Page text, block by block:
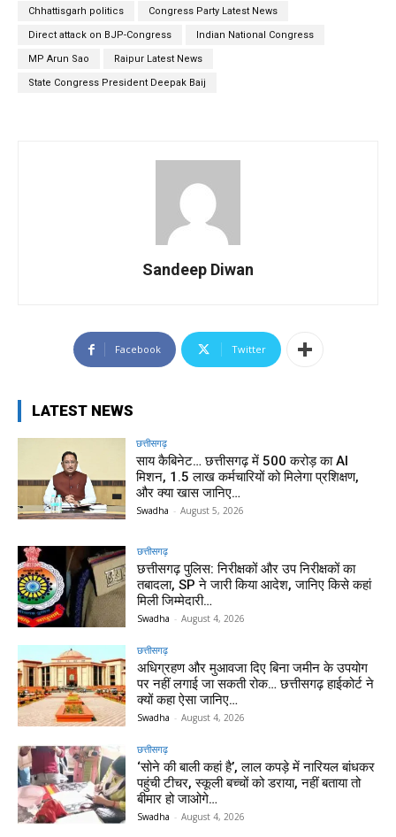
Chhattisgarh politics Congress Party Latest News
Direct attack on BJP-Congress Indian National Congress
MP Arun Sao Raipur Latest News
State Congress President Deepak Baij
Sandeep Diwan
Facebook Twitter
LATEST NEWS
छत्तीसगढ़
साय कैबिनेट… छत्तीसगढ़ में 500 करोड़ का AI
मिशन, 1.5 लाख कर्मचारियों को मिलेगा प्रशिक्षण,
और क्या खास जानिए…
Swadha - August 5, 2026
छत्तीसगढ़
छत्तीसगढ़ पुलिस: निरीक्षकों और उप निरीक्षकों का
तबादला, SP ने जारी किया आदेश, जानिए किसे कहां
मिली जिम्मेदारी…
Swadha - August 4, 2026
छत्तीसगढ़
अधिग्रहण और मुआवजा दिए बिना जमीन के उपयोग
पर नहीं लगाई जा सकती रोक… छत्तीसगढ़ हाईकोर्ट ने
क्यों कहा ऐसा जानिए…
Swadha - August 4, 2026
छत्तीसगढ़
‘सोने की बाली कहां है’, लाल कपड़े में नारियल बांधकर
पहुंची टीचर, स्कूली बच्चों को डराया, नहीं बताया तो
बीमार हो जाओगे…
Swadha - August 4, 2026